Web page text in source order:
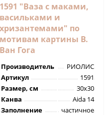
1591 "Ваза с маками,
васильками и
хризантемами" по
мотивам картины В.
Ван Гога
Производитель
РИОЛИС
Артикул
1591
Размер, см
30х30
Канва
Aida 14
Заполнение
частичное